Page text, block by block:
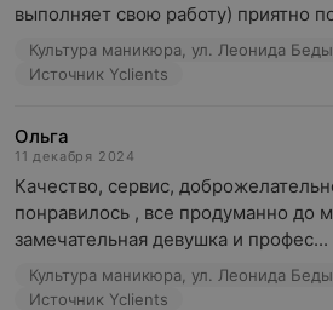
выполняет свою работу) приятно
Культура маникюра, ул. Леонида
Источник Yclients
Ольга
11 декабря 2024
Качество, сервис,
понравилось , все продуманно до
замечательная девушка и профес...
Культура маникюра, ул. Леонида
Источник Yclients